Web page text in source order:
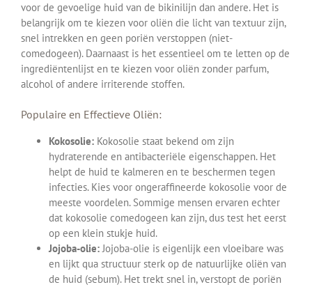
voor de gevoelige huid van de bikinilijn dan andere. Het is
belangrijk om te kiezen voor oliën die licht van textuur zijn,
snel intrekken en geen poriën verstoppen (niet-
comedogeen). Daarnaast is het essentieel om te letten op de
ingrediëntenlijst en te kiezen voor oliën zonder parfum,
alcohol of andere irriterende stoffen.
Populaire en Effectieve Oliën:
Kokosolie: Kokosolie staat bekend om zijn
hydraterende en antibacteriële eigenschappen. Het
helpt de huid te kalmeren en te beschermen tegen
infecties. Kies voor ongeraffineerde kokosolie voor de
meeste voordelen. Sommige mensen ervaren echter
dat kokosolie comedogeen kan zijn, dus test het eerst
op een klein stukje huid.
Jojoba-olie:Jojoba-olie is eigenlijk een vloeibare was
en lijkt qua structuur sterk op de natuurlijke oliën van
de huid (sebum). Het trekt snel in, verstopt de poriën